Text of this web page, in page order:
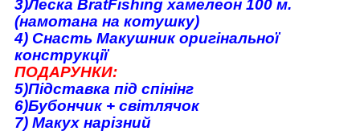
3)Леска BratFishing хамелеон 100 м.
(намотана на котушку)
4) Снасть Макушник оригінальної
конструкції
ПОДАРУНКИ:
5)Підставка під спінінг
6)Бубончик + світлячок
7) Макух нарізний